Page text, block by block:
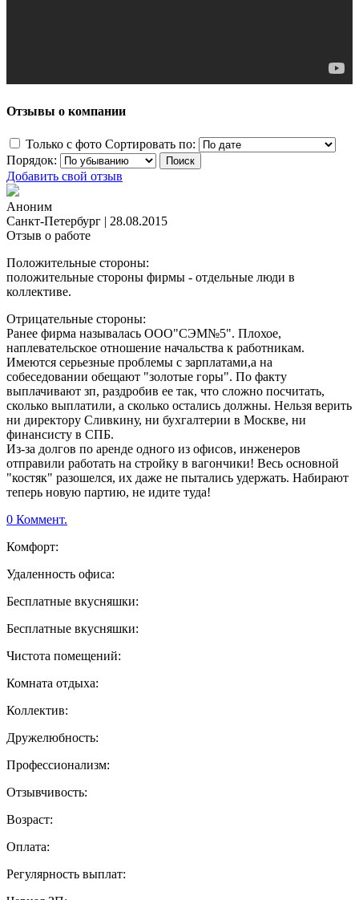
Отзывы о компании
Только с фото Сортировать по:
Порядок:
Добавить свой отзыв
Аноним
Санкт-Петербург | 28.08.2015
Отзыв о работе
Положительные стороны:
положительные стороны фирмы - отдельные люди в
коллективе.
Отрицательные стороны:
Ранее фирма называлась ООО"СЭМ№5". Плохое,
наплевательское отношение начальства к работникам.
Имеются серьезные проблемы с зарплатами,а на
собеседовании обещают "золотые горы". По факту
выплачивают зп, раздробив ее так, что сложно посчитать,
сколько выплатили, а сколько остались должны. Нельзя верить
ни директору Сливкину, ни бухгалтерии в Москве, ни
финансисту в СПБ.
Из-за долгов по аренде одного из офисов, инженеров
отправили работать на стройку в вагончики! Весь основной
"костяк" разошелся, их даже не пытались удержать. Набирают
теперь новую партию, не идите туда!
0 Коммент.
Комфорт:
Удаленность офиса:
Бесплатные вкусняшки:
Бесплатные вкусняшки:
Чистота помещений:
Комната отдыха:
Коллектив:
Дружелюбность:
Профессионализм:
Отзывчивость:
Возраст:
Оплата:
Регулярность выплат: